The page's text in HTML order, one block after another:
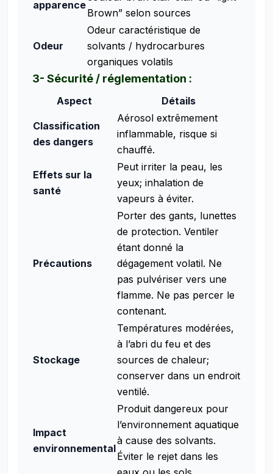
apparence
Brown” selon sources
Odeur
Odeur caractéristique de
solvants / hydrocarbures
organiques volatils
3- Sécurité / réglementation :
Aspect Détails
Classification
des dangers
Aérosol extrêmement
inflammable, risque si
chauffé.
Effets sur la
santé
Peut irriter la peau, les
yeux; inhalation de
vapeurs à éviter.
Précautions
Porter des gants, lunettes
de protection. Ventiler
étant donné la
dégagement volatil. Ne
pas pulvériser vers une
flamme. Ne pas percer le
contenant.
Stockage
Températures modérées,
à l’abri du feu et des
sources de chaleur;
conserver dans un endroit
ventilé.
Impact
environnemental
Produit dangereux pour
l’environnement aquatique
à cause des solvants.
Éviter le rejet dans les